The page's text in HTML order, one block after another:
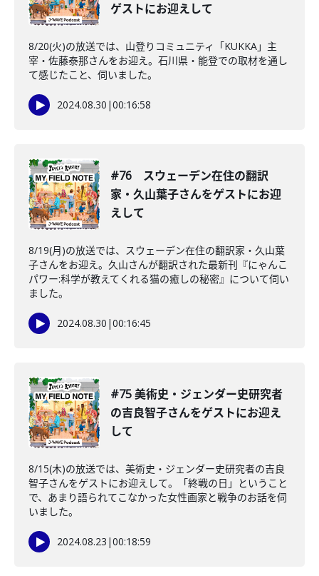
ゲストにお迎えして
8/20(火)の放送では、山登りコミュニティ「KUKKA」主
宰・佐藤泰那さんをお迎え。石川県・能登での取材を通し
て感じたこと、伺いました。
2024.08.30 |00:16:58
#76 スウェーデン在住の翻訳
家・久山葉子さんをゲストにお迎
えして
8/19(月)の放送では、スウェーデン在住の翻訳家・久山葉
子さんをお迎え。久山さんが翻訳された最新刊『にゃんこ
パワー:科学が教えてくれる猫の癒しの秘密』について伺い
ました。
2024.08.30 |00:16:45
#75 美術史・ジェンダー史研究者
の吉良智子さんをゲストにお迎え
して
8/15(木)の放送では、美術史・ジェンダー史研究者の吉良
智子さんをゲストにお迎えして。「終戦の日」ということ
で、あまり語られてこなかった女性画家と戦争のお話を伺
いました。
2024.08.23 |00:18:59